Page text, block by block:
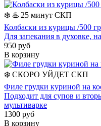
❄️ ♨️ 25 минут СКП
Колбаски из курицы /500 гр
Для запекания в духовке,
950 руб
В корзину
❄️ СКОРО УЙДЕТ СКП
Филе грудки куриной на
Подходит для супов и
мультиварке
1300 руб
В корзину